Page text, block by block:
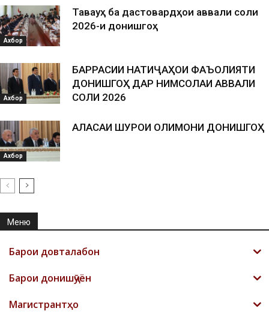
Ахбор
Таваҷҷуҳ ба дастовардҳои аввали соли
2026-и донишгоҳ
Ахбор
БАРРАСИИ НАТИҶАҲОИ ФАЪОЛИЯТИ
ДОНИШГОҲ ДАР НИМСОЛАИ АВВАЛИ
СОЛИ 2026
Ахбор
АЛАСАИ ШУРОИ ОЛИМОНИ ДОНИШГОҲ
Меню
Барои довталабон
Барои донишҷӯён
Магистрантҳо